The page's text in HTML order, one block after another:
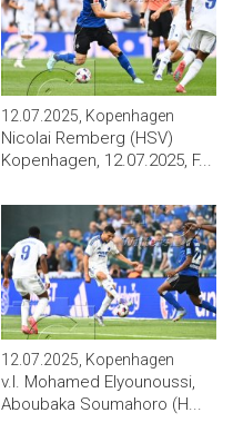
12.07.2025, Kopenhagen
Nicolai Remberg (HSV)
Kopenhagen, 12.07.2025, F...
12.07.2025, Kopenhagen
v.l. Mohamed Elyounoussi,
Aboubaka Soumahoro (H...